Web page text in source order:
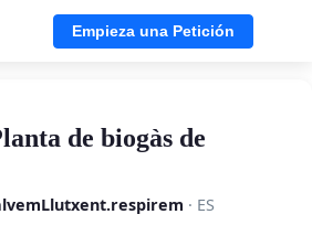
Empieza una Petición
de biogàs de
· ES